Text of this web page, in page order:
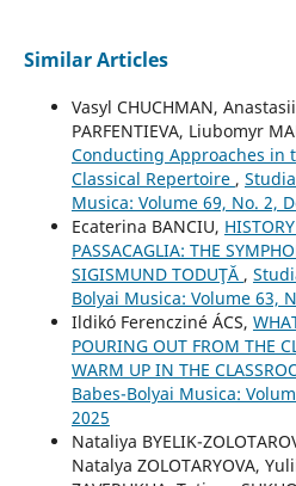
Similar Articles
Vasyl CHUCHMAN,
PARFENTIEVA, Liubomyr
Conducting Approaches in
Classical Repertoire ,
Musica: Volume 69, No. 2,
Ecaterina BANCIU,
PASSACAGLIA: THE
SIGISMUND TODUŢĂ ,
Bolyai Musica: Volume 63,
Ildikó Ferencziné ÁCS,
POURING OUT FROM THE
WARM UP IN THE
Babes-Bolyai Musica:
2025
Nataliya BYELIK-
Natalya ZOLOTARYOVA,